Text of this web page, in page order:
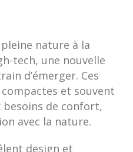
nature à la
tech, une nouvelle
d’émerger. Ces
et souvent
de confort,
avec la nature.
design et